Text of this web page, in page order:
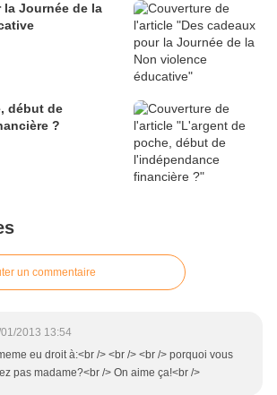
la Journée de la
début de
?
un commentaire
2013 13:54
eu droit à:<br /> <br /> <br /> porquoi vous
pas madame?<br /> On aime ça!<br />